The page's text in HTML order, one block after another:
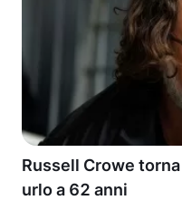
Russell Crowe
urlo a 62 anni